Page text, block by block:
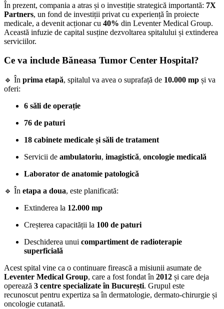
În prezent, compania a atras și o investiție strategică importantă: 7X
Partners, un fond de investiții privat cu experiență în proiecte
medicale, a devenit acționar cu 40% din Leventer Medical Group.
Această infuzie de capital susține dezvoltarea spitalului și extinderea
serviciilor.
Ce va include Băneasa Tumor Center Hospital?
🔹 În prima etapă, spitalul va avea o suprafață de 10.000 mp și va
oferi:
6 săli de operație
76 de paturi
18 cabinete medicale și săli de tratament
Servicii de ambulatoriu, imagistică, oncologie medicală
Laborator de anatomie patologică
🔹 În etapa a doua, este planificată:
Extinderea la 12.000 mp
Creșterea capacității la 100 de paturi
Deschiderea unui compartiment de radioterapie
superficială
Acest spital vine ca o continuare firească a misiunii asumate de
Leventer Medical Group, care a fost fondat în 2012 și care deja
operează 3 centre specializate în București. Grupul este
recunoscut pentru expertiza sa în dermatologie, dermato-chirurgie și
oncologie cutanată.